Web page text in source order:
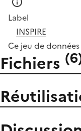
Label
INSPIRE
Ce jeu de
Fichiers (6